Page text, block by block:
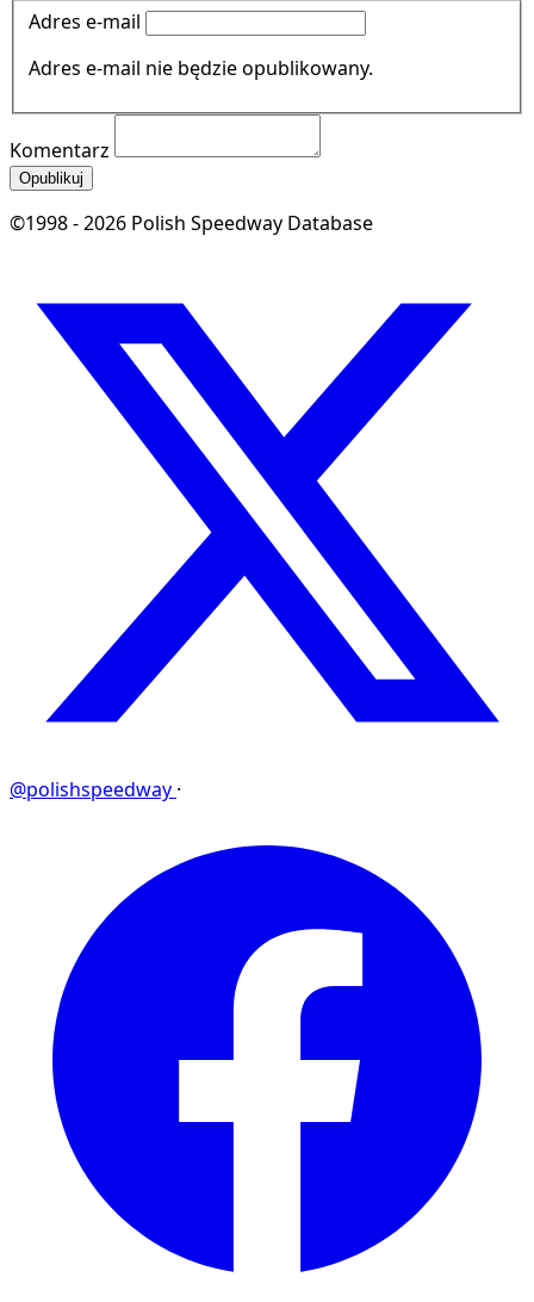
Adres e-mail
Adres e-mail nie będzie opublikowany.
Komentarz
Opublikuj
©1998 - 2026 Polish Speedway Database
@polishspeedway ·